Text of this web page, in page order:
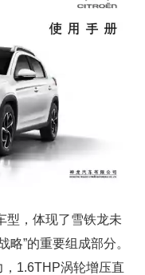
型，体现了雪铁龙未
略”的重要组成部分。
，1.6THP涡轮增压直